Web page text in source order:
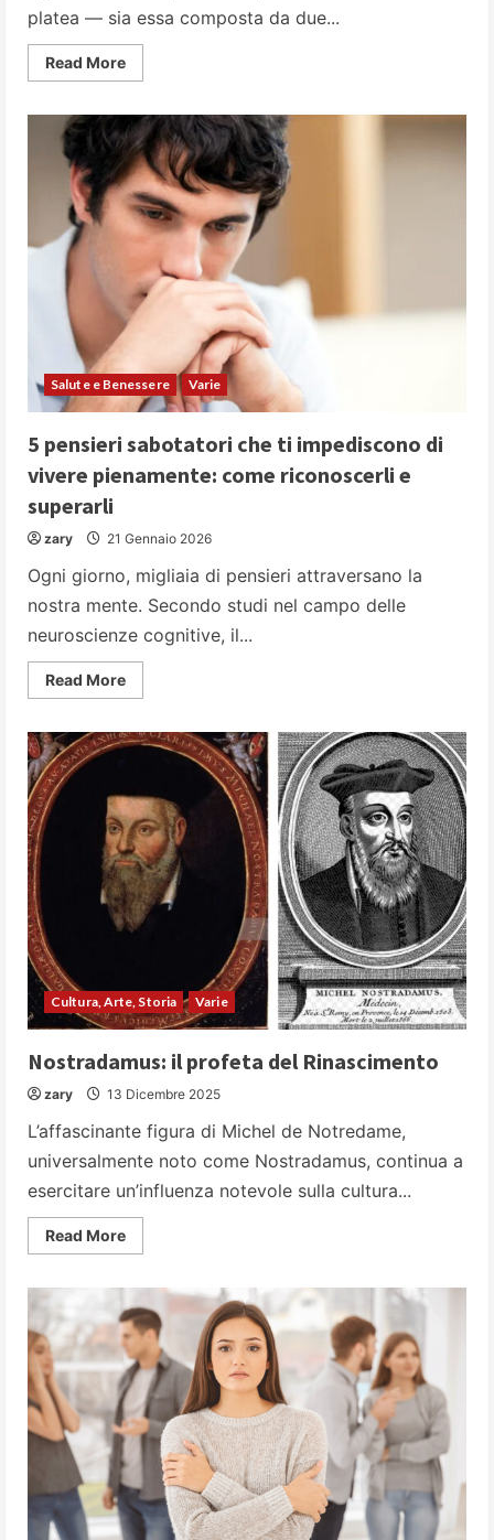
platea — sia essa composta da due...
Read MoreRead
more
IN
PUBBLICO:
5
strategie
fondamentali
per
comunicare
con
autorevolezza
convincere
il
proprio
pubblico
Salute e Benessere Varie
5 pensieri sabotatori che ti impediscono di
vivere pienamente: come riconoscerli e
superarli
zary 21 Gennaio 2026
Ogni giorno, migliaia di pensieri attraversano la
nostra mente. Secondo studi nel campo delle
neuroscienze cognitive, il...
Read MoreRead
more
pensieri
sabotatori
impediscono
di
vivere
pienamente:
come
riconoscerli
e
superarli
Cultura, Arte, Storia Varie
Nostradamus: il profeta del Rinascimento
zary 13 Dicembre 2025
L’affascinante figura di Michel de Notredame,
universalmente noto come Nostradamus, continua a
esercitare un’influenza notevole sulla cultura...
Read MoreRead
more
profeta
del
Rinascimento